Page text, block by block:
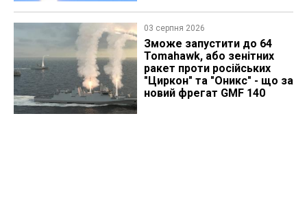
03 серпня 2026
Зможе запустити до 64
Tomahawk, або зенітних
ракет проти російських
"Циркон" та "Оникс" - що за
новий фрегат GMF 140